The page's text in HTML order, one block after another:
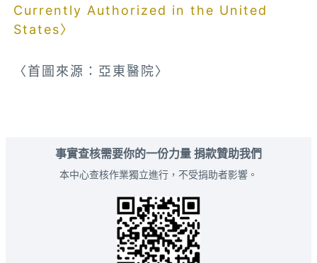
Currently Authorized in the United
States〉
〈首圖來源：亞東醫院〉
事實查核需要你的一份力量 捐款贊助我們
本中心查核作業獨立進行，不受捐助者影響。